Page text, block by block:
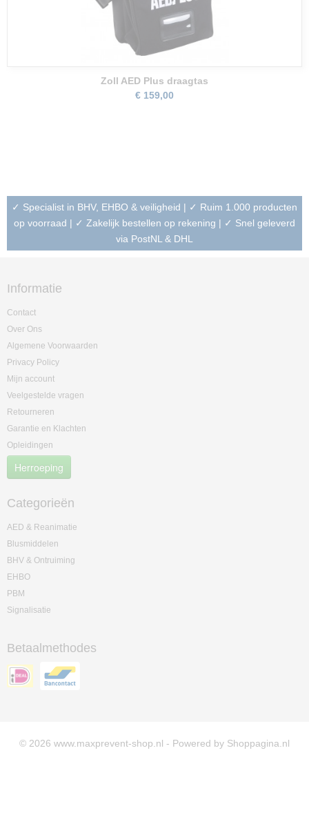
Zoll AED Plus draagtas
€ 159,00
✓ Specialist in BHV, EHBO & veiligheid | ✓ Ruim 1.000 producten
op voorraad | ✓ Zakelijk bestellen op rekening | ✓ Snel geleverd
via PostNL & DHL
Informatie
Contact
Over Ons
Algemene Voorwaarden
Privacy Policy
Mijn account
Veelgestelde vragen
Retourneren
Garantie en Klachten
Opleidingen
Herroeping
Categorieën
AED & Reanimatie
Blusmiddelen
BHV & Ontruiming
EHBO
PBM
Signalisatie
Betaalmethodes
© 2026 www.maxprevent-shop.nl - Powered by Shoppagina.nl